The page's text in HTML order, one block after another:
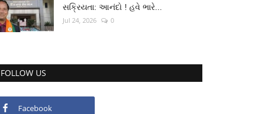
સક્રિયતા: આનંદો ! હવે ભારે...
Jul 24, 2026 0
FOLLOW US
Facebook